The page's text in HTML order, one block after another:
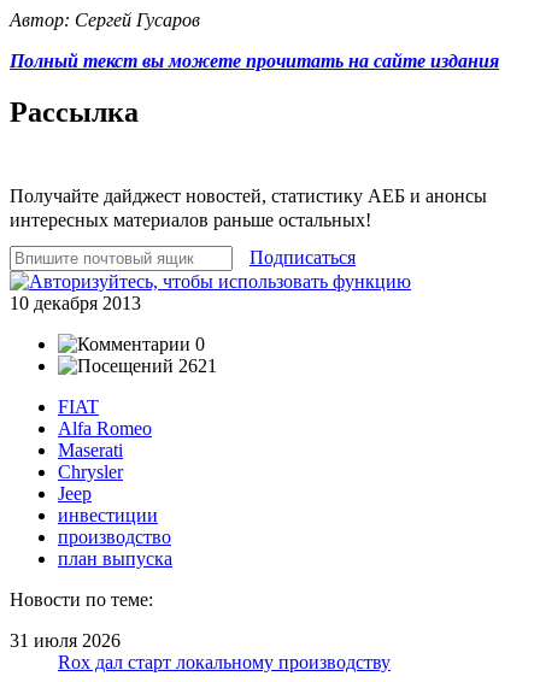
Автор: Сергей Гусаров
Полный текст вы можете прочитать на сайте издания
Рассылка
Получайте дайджест новостей, статистику АЕБ и анонсы
интересных материалов раньше остальных!
Подписаться
10 декабря 2013
0
2621
FIAT
Alfa Romeo
Maserati
Chrysler
Jeep
инвестиции
производство
план выпуска
Новости по теме:
31 июля 2026
Rox дал старт локальному производству